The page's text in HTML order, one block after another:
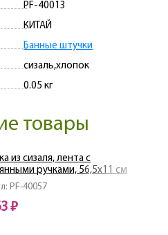
PF-40013
КИТАЙ
Банные штучки
сизаль,хлопок
0.05 кг
товары
PF-40057
из сизаля, лента с
ручками, 56,5х11 см
см с ручками) "Банные штучки"
₽